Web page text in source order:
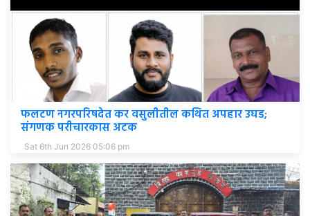
फलटण नगरपरिषदेत कर वसुलीतील कथित अपहार उघड;
संगणक परीचारकास अटक
Sat 6th Jun 2026 05:06 pm